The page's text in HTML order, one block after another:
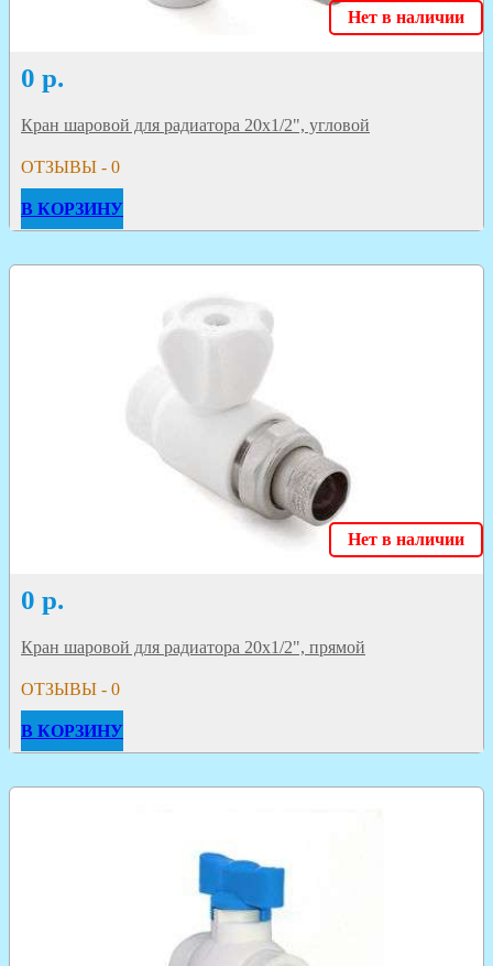
Нет в наличии
0 р.
Кран шаровой для радиатора 20х1/2", угловой
ОТЗЫВЫ - 0
В КОРЗИНУ
Нет в наличии
0 р.
Кран шаровой для радиатора 20х1/2", прямой
ОТЗЫВЫ - 0
В КОРЗИНУ